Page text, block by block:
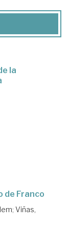
la
de Franco
; Viñas,